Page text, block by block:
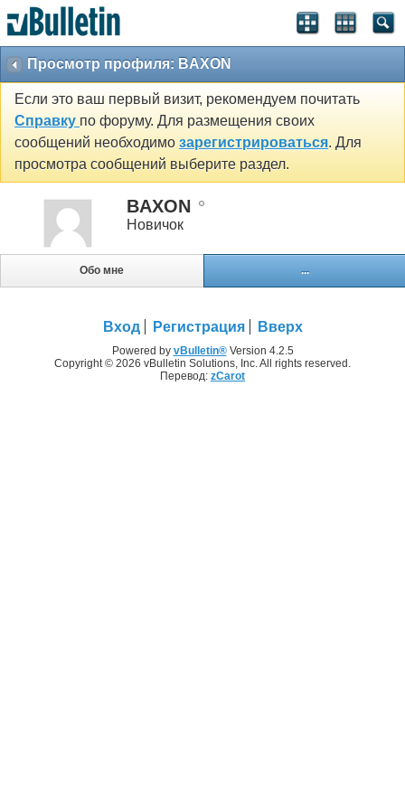
Просмотр профиля: BAXON
Если это ваш первый визит, рекомендуем почитать
Справку по форуму. Для размещения своих
сообщений необходимо зарегистрироваться. Для
просмотра сообщений выберите раздел.
BAXON
Новичок
Обо мне ...
Вход Регистрация Вверх
Powered by vBulletin®Version 4.2.5
Copyright © 2026 vBulletin Solutions, Inc. All rights reserved.
Перевод: zCarot